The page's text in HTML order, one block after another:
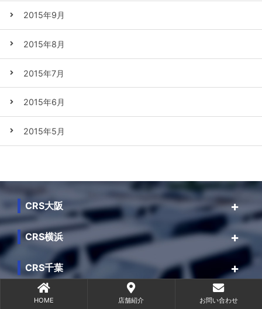
2015年9月
2015年8月
2015年7月
2015年6月
2015年5月
CRS大阪
CRS横浜
CRS千葉
CRS名古屋
HOME 店舗紹介 お問い合わせ